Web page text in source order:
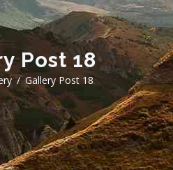
Post 18
Gallery Post 18